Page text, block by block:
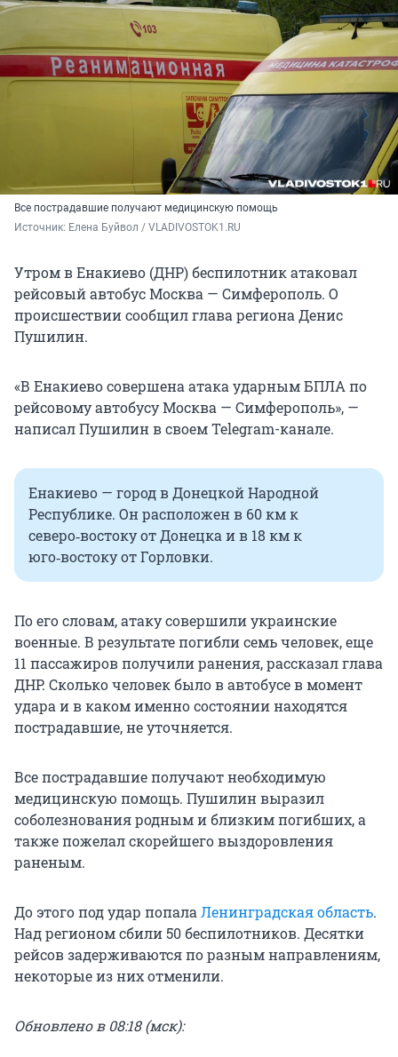
Все пострадавшие получают медицинскую помощь
Источник: Елена Буйвол / VLADIVOSTOK1.RU
Утром в Енакиево (ДНР) беспилотник атаковал
рейсовый автобус Москва — Симферополь. О
происшествии сообщил глава региона Денис
Пушилин.
«В Енакиево совершена атака ударным БПЛА по
рейсовому автобусу Москва — Симферополь», —
написал Пушилин в своем Telegram-канале.
Енакиево — город в Донецкой Народной
Республике. Он расположен в 60 км к
северо‑востоку от Донецка и в 18 км к
юго‑востоку от Горловки.
По его словам, атаку совершили украинские
военные. В результате погибли семь человек, еще
11 пассажиров получили ранения, рассказал глава
ДНР. Сколько человек было в автобусе в момент
удара и в каком именно состоянии находятся
пострадавшие, не уточняется.
Все пострадавшие получают необходимую
медицинскую помощь. Пушилин выразил
соболезнования родным и близким погибших, а
также пожелал скорейшего выздоровления
раненым.
До этого под удар попалаЛенинградская область.
Над регионом сбили 50 беспилотников. Десятки
рейсов задерживаются по разным направлениям,
некоторые из них отменили.
Обновлено в 08:18 (мск):